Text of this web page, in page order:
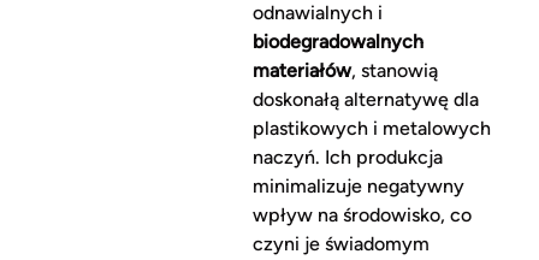
odnawialnych i
biodegradowalnych
materiałów, stanowią
doskonałą alternatywę dla
plastikowych i metalowych
naczyń. Ich produkcja
minimalizuje negatywny
wpływ na środowisko, co
czyni je świadomym